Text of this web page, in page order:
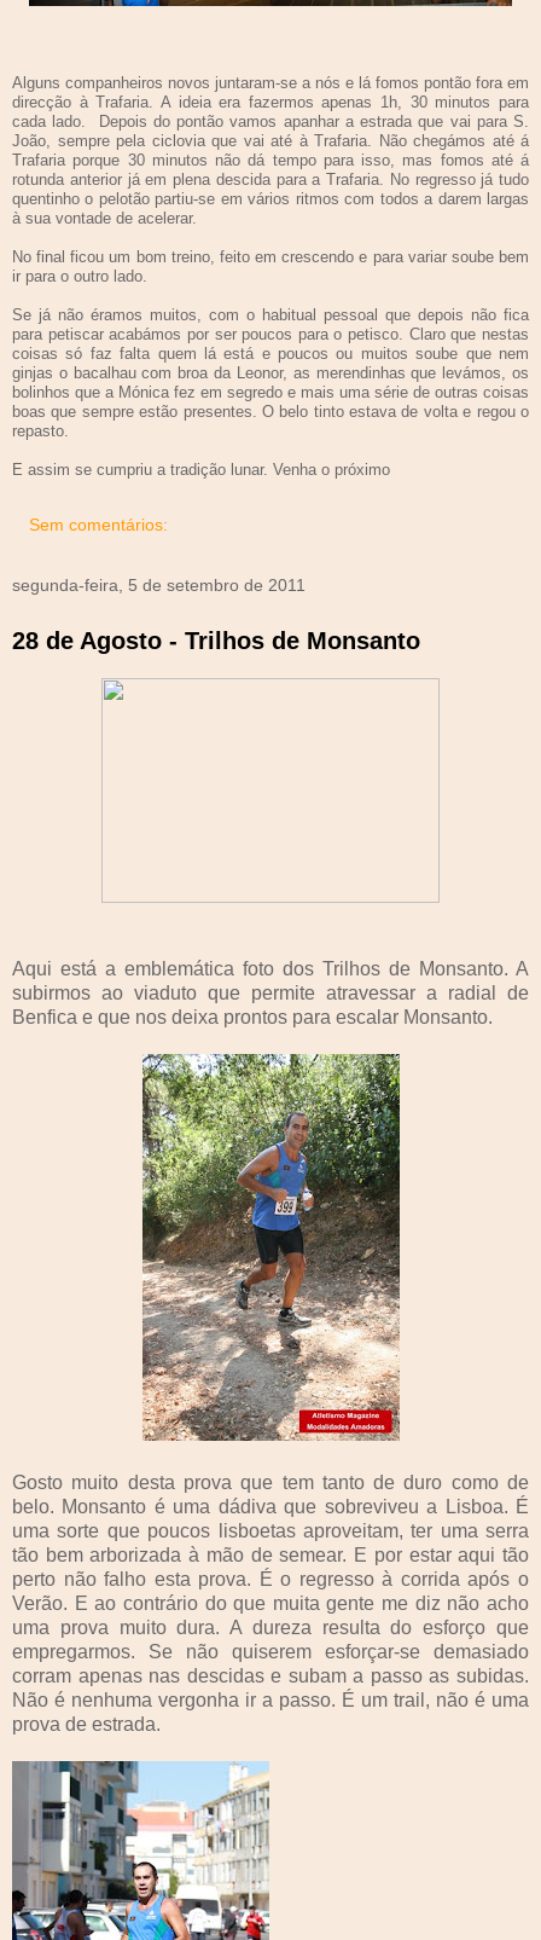
Alguns companheiros novos juntaram-se a nós e lá fomos pontão fora em
direcção à Trafaria. A ideia era fazermos apenas 1h, 30 minutos para
cada lado. Depois do pontão vamos apanhar a estrada que vai para S.
João, sempre pela ciclovia que vai até à Trafaria. Não chegámos até á
Trafaria porque 30 minutos não dá tempo para isso, mas fomos até á
rotunda anterior já em plena descida para a Trafaria. No regresso já tudo
quentinho o pelotão partiu-se em vários ritmos com todos a darem largas
à sua vontade de acelerar.
No final ficou um bom treino, feito em crescendo e para variar soube bem
ir para o outro lado.
Se já não éramos muitos, com o habitual pessoal que depois não fica
para petiscar acabámos por ser poucos para o petisco. Claro que nestas
coisas só faz falta quem lá está e poucos ou muitos soube que nem
ginjas o bacalhau com broa da Leonor, as merendinhas que levámos, os
bolinhos que a Mónica fez em segredo e mais uma série de outras coisas
boas que sempre estão presentes. O belo tinto estava de volta e regou o
repasto.
E assim se cumpriu a tradição lunar. Venha o próximo
Sem comentários:
segunda-feira, 5 de setembro de 2011
28 de Agosto - Trilhos de Monsanto
Aqui está a emblemática foto dos Trilhos de Monsanto. A
subirmos ao viaduto que permite atravessar a radial de
Benfica e que nos deixa prontos para escalar Monsanto.
Gosto muito desta prova que tem tanto de duro como de
belo. Monsanto é uma dádiva que sobreviveu a Lisboa. É
uma sorte que poucos lisboetas aproveitam, ter uma serra
tão bem arborizada à mão de semear. E por estar aqui tão
perto não falho esta prova. É o regresso à corrida após o
Verão. E ao contrário do que muita gente me diz não acho
uma prova muito dura. A dureza resulta do esforço que
empregarmos. Se não quiserem esforçar-se demasiado
corram apenas nas descidas e subam a passo as subidas.
Não é nenhuma vergonha ir a passo. É um trail, não é uma
prova de estrada.